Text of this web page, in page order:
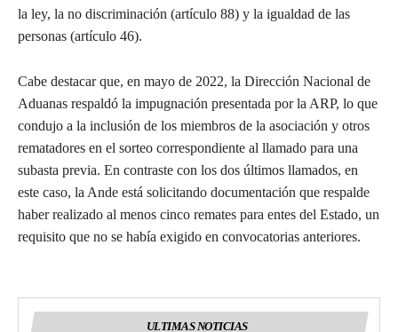
la ley, la no discriminación (artículo 88) y la igualdad de las
personas (artículo 46).
Cabe destacar que, en mayo de 2022, la Dirección Nacional de
Aduanas respaldó la impugnación presentada por la ARP, lo que
condujo a la inclusión de los miembros de la asociación y otros
rematadores en el sorteo correspondiente al llamado para una
subasta previa. En contraste con los dos últimos llamados, en
este caso, la Ande está solicitando documentación que respalde
haber realizado al menos cinco remates para entes del Estado, un
requisito que no se había exigido en convocatorias anteriores.
ULTIMAS NOTICIAS